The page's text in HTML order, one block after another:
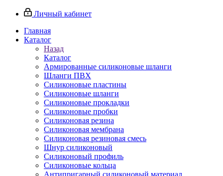
Личный кабинет
Главная
Каталог
Назад
Каталог
Армированные силиконовые шланги
Шланги ПВХ
Силиконовые пластины
Силиконовые шланги
Силиконовые прокладки
Силиконовые пробки
Силиконовая резина
Силиконовая мембрана
Силиконовая резиновая смесь
Шнур силиконовый
Силиконовый профиль
Силиконовые кольца
Антипригарный силиконовый материал